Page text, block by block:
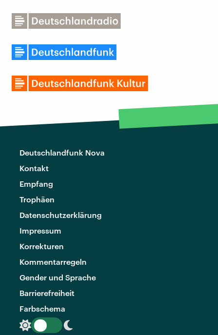
Deutschlandfunk Nova
Kontakt
Empfang
Trophäen
Datenschutzerklärung
Impressum
Korrekturen
Kommentarregeln
Gender und Sprache
Barrierefreiheit
Farbschema